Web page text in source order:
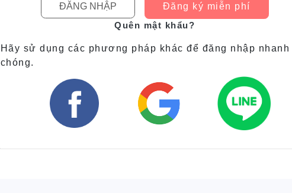
Đăng ký miễn phí
Quên mật khẩu?
Hãy sử dụng các phương pháp khác để đăng nhập nhanh
chóng.